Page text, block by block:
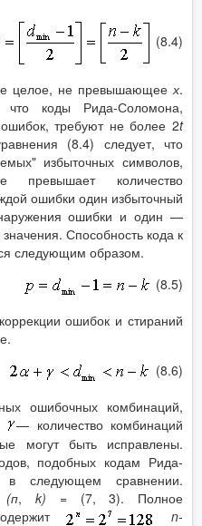
(8.4)
целое, не превышающее х.
коды Рида-Соломона,
требуют не более 2t
(8.4) следует, что
избыточных символов,
превышает количество
ошибки один избыточный
ошибки и один —
Способность кода к
следующим образом.
(8.5)
ошибок и стираний
(8.6)
ошибочных комбинаций,
— количество комбинаций
могут быть исправлены.
подобных кодам Рида-
следующем сравнении.
(п, k) = (7, 3). Полное
n-